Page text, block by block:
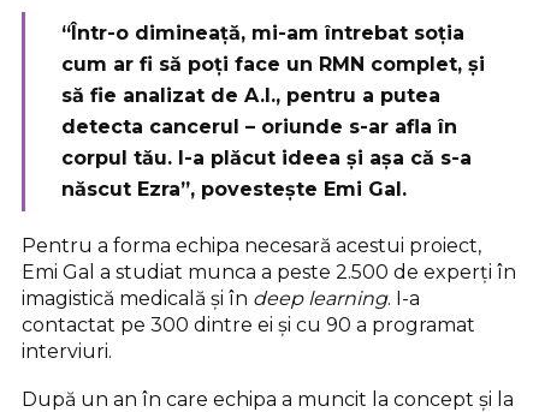
“Într-o dimineață, mi-am întrebat soția
cum ar fi să poți face un RMN complet, și
să fie analizat de A.I., pentru a putea
detecta cancerul – oriunde s-ar afla în
corpul tău. I-a plăcut ideea și așa că s-a
născut Ezra”, povestește Emi Gal.
Pentru a forma echipa necesară acestui proiect,
Emi Gal a studiat munca a peste 2.500 de experți în
imagistică medicală și în deep learning. I-a
contactat pe 300 dintre ei și cu 90 a programat
interviuri.
După un an în care echipa a muncit la concept și la